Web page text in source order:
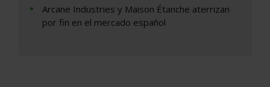
Arcane Industries y Maison Étanche aterrizan
por fin en el mercado español